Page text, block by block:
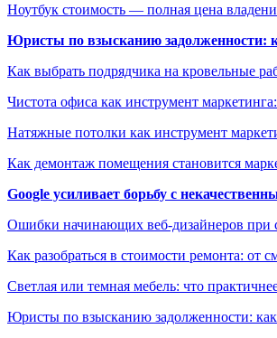
Ноутбук стоимость — полная цена
Юристы по взысканию задолженности:
Как выбрать подрядчика на кровельные
Чистота офиса как инструмент
Натяжные потолки как инструмент
Как демонтаж помещения становится
Google усиливает борьбу с
Ошибки начинающих веб-дизайнеров при
Как разобраться в стоимости ремонта: от
Светлая или темная мебель: что
Юристы по взысканию задолженности: